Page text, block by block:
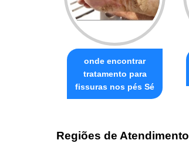
onde encontrar
tratamento para
fissuras nos pés Sé
Regiões de Atendimento